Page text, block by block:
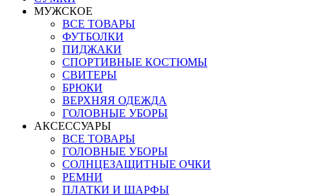
МУЖСКОЕ
ВСЕ ТОВАРЫ
ФУТБОЛКИ
ПИДЖАКИ
СПОРТИВНЫЕ КОСТЮМЫ
СВИТЕРЫ
БРЮКИ
ВЕРХНЯЯ ОДЕЖДА
ГОЛОВНЫЕ УБОРЫ
АКСЕССУАРЫ
ВСЕ ТОВАРЫ
ГОЛОВНЫЕ УБОРЫ
СОЛНЦЕЗАЩИТНЫЕ ОЧКИ
РЕМНИ
ПЛАТКИ И ШАРФЫ